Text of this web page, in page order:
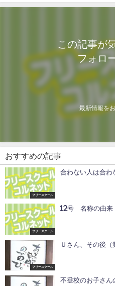
この記事が
フォロ
最新情報を
おすすめの記事
フリースクール
合わない人は合
フリースクール
12号 名称の由来
フリースクール
Ｕさん、その後（
不登校のお子さん